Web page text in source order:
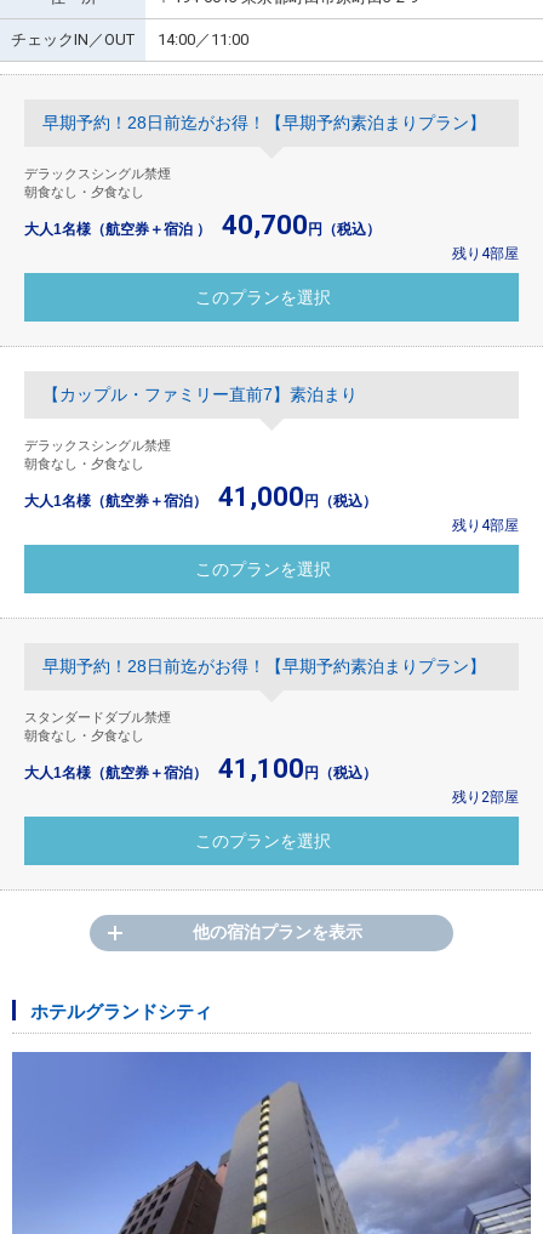
チェックIN／OUT 14:00／11:00
早期予約！28日前迄がお得！【早期予約素泊まりプラン】
デラックスシングル禁煙
朝食なし・夕食なし
大人1名様（航空券＋宿泊 ） 40,700 円（税込）
残り4部屋
【カップル・ファミリー直前7】素泊まり
デラックスシングル禁煙
朝食なし・夕食なし
大人1名様（航空券＋宿泊） 41,000 円（税込）
残り4部屋
早期予約！28日前迄がお得！【早期予約素泊まりプラン】
スタンダードダブル禁煙
朝食なし・夕食なし
大人1名様（航空券＋宿泊） 41,100 円（税込）
残り2部屋
他の宿泊プランを表示
ホテルグランドシティ